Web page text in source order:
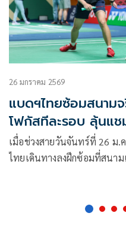
26 มกราคม 2569
แบดฯไทยซ้อมสนาม
โฟกัสทีละรอบ ลุ้นแ
อร์ส2026'
เมื่อช่วงสายวันจันทร์ที่ 26
ไทยเดินทางลงฝึกซ้อมที่สนา
ใหญ่รายการ “ปริ๊นเซส สิริวั